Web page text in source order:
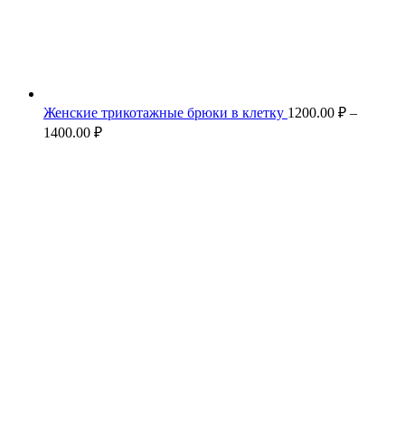
Женские трикотажные брюки в клетку 1200.00 ₽ –
1400.00 ₽Диапазон